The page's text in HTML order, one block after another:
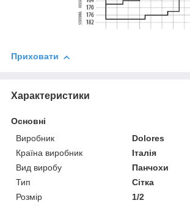
Приховати
Характеристики
Основні
Виробник
Dolores
Країна виробник
Італія
Вид виробу
Панчохи
Тип
Сітка
Розмір
1/2